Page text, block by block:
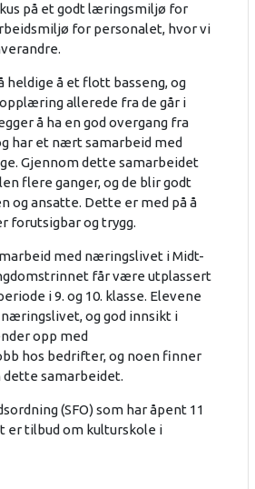
på et godt læringsmiljø for
for personalet, hvor vi
heldige å et flott basseng, og
allerede fra de går i
å ha en god overgang fra
har et nært samarbeid med
Gjennom dette samarbeidet
flere ganger, og de blir godt
og ansatte. Dette er med på å
forutsigbar og trygg.
med næringslivet i Midt-
får være utplassert
i 9. og 10. klasse. Elevene
og god innsikt i
opp med
hos bedrifter, og noen finner
samarbeidet.
(SFO) som har åpent 11
er tilbud om kulturskole i